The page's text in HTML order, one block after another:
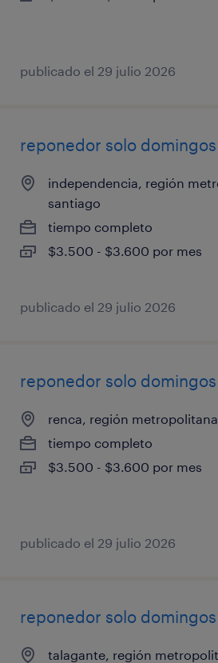
publicado el 29 julio 2026
reponedor solo
independencia, región
santiago
tiempo completo
$3.500 - $3.600 por mes
publicado el 29 julio 2026
reponedor solo
renca, región
tiempo completo
$3.500 - $3.600 por mes
publicado el 29 julio 2026
reponedor solo
talagante, región